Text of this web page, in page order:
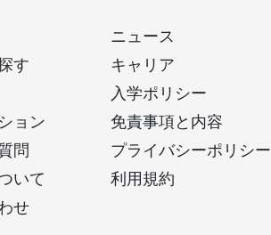
す
ョン
問
いて
せ
ニュース
キャリア
入学ポリシー
免責事項と内容
プライバシーポリシー
利用規約